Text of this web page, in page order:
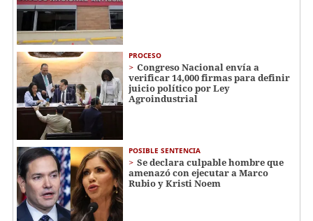
PROCESO
Congreso Nacional envía a
verificar 14,000 firmas para definir
juicio político por Ley
Agroindustrial
POSIBLE SENTENCIA
Se declara culpable hombre que
amenazó con ejecutar a Marco
Rubio y Kristi Noem